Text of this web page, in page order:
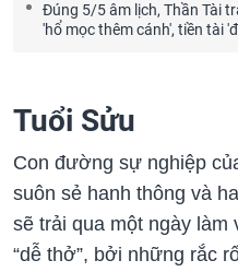
Đúng 5/5 âm lịch, Thần Tài
'hổ mọc thêm cánh', tiền tài
Tuổi Sửu
Con đường sự nghiệp
suôn sẻ hanh thông và
sẽ trải qua một ngày
“dễ thở”, bởi những rắc